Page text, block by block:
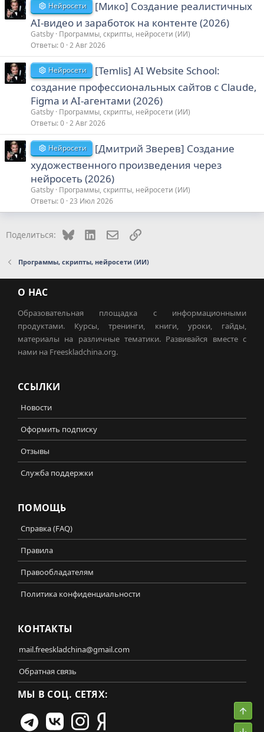
Нейросети
[Мико] Создание реалистичных
AI-видео и заработок на контенте (2026)
Gatsby Программы, скрипты, нейросети (ИИ)
Ответы 0 2 Авг 2026
Нейросети
[Temlis] AI Website School:
создание профессиональных сайтов с Claude,
Figma и AI-агентами (2026)
Gatsby Программы, скрипты, нейросети (ИИ)
Ответы 0 2 Авг 2026
Нейросети
[Дмитрий Зверев] Создание
художественного произведения через
нейросеть (2026)
Gatsby Программы, скрипты, нейросети (ИИ)
Ответы 0 23 Июл 2026
Поделиться: Bluesky LinkedInЭлектронная почта
Ссылка
Программы, скрипты, нейросети (ИИ)
О НАС
Образовательная площадка с информационными
продуктами. Курсы, тренинги, книги, уроки, гайды,
материалы на различные тематики. Развивайся вместе с
нами на Freeskladchina.org.
ССЫЛКИ
Новости
Оформить подписку
Отзывы
Служба поддержки
ПОМОЩЬ
Справка (FAQ)
Правила
Правообладателям
Политика конфиденциальности
КОНТАКТЫ
mail.freeskladchina@gmail.com
Обратная связь
МЫ В СОЦ. СЕТЯХ: